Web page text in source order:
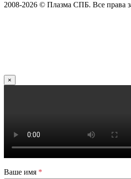
2008-2026 © Плазма СПБ. Все права
×
Ваше имя *